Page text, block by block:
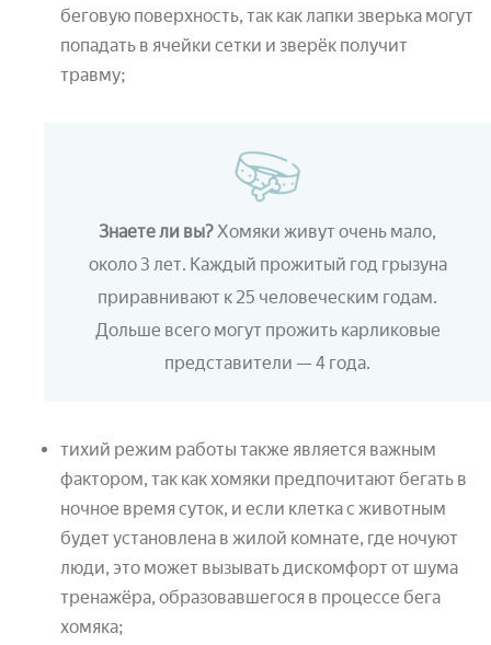
беговую поверхность, так как лапки зверька могут
попадать в ячейки сетки и зверёк получит
травму;
Знаете ли вы?Хомяки живут очень мало,
около 3 лет. Каждый прожитый год грызуна
приравнивают к 25 человеческим годам.
Дольше всего могут прожить карликовые
представители — 4 года.
тихий режим работы также является важным
фактором, так как хомяки предпочитают бегать в
ночное время суток, и если клетка с животным
будет установлена в жилой комнате, где ночуют
люди, это может вызывать дискомфорт от шума
тренажёра, образовавшегося в процессе бега
хомяка;